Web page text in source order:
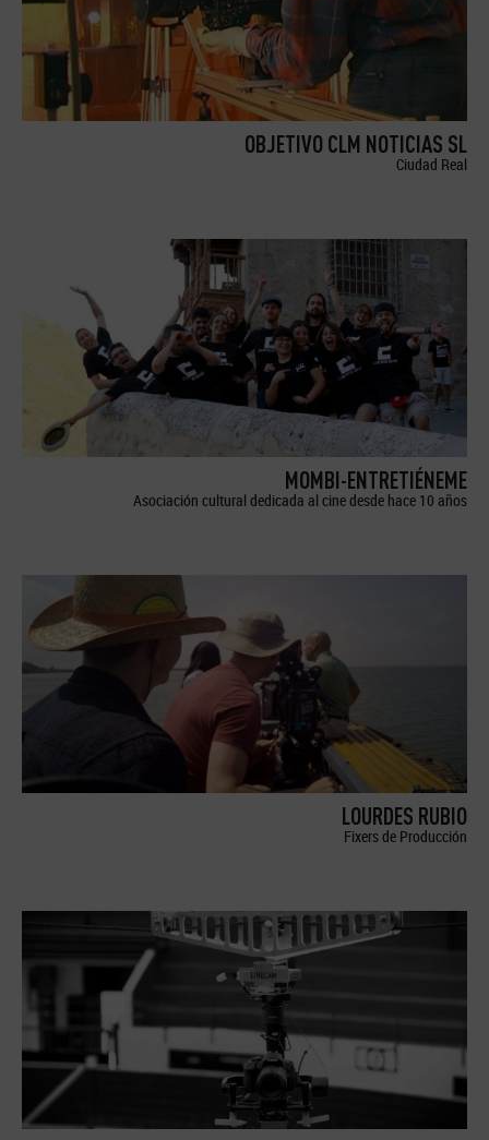
OBJETIVO CLM NOTICIAS SL
Ciudad Real
MOMBI-ENTRETIÉNEME
Asociación cultural dedicada al cine desde hace 10 años
LOURDES RUBIO
Fixers de Producción